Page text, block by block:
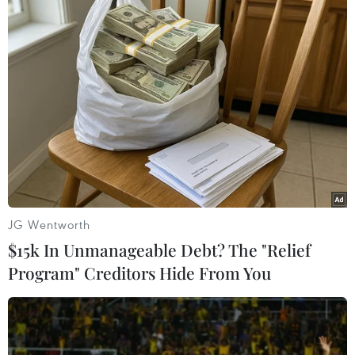
Thượng viện hiện do đảng Công hòa chiếm đa
số, bởi cho tới nay có nhiều nghị sỹ Công hòa
tuyên bố không ủng hộ việc làm của ông
(TTXVN/Vietnam+)
JG Wentworth
$15k In Unmanageable Debt? The "Relief
Program" Creditors Hide From You